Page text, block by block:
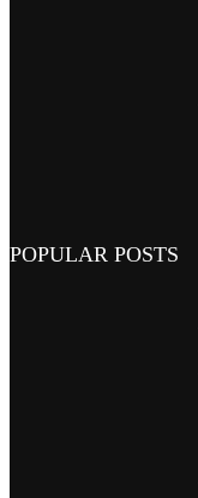
POPULAR POSTS